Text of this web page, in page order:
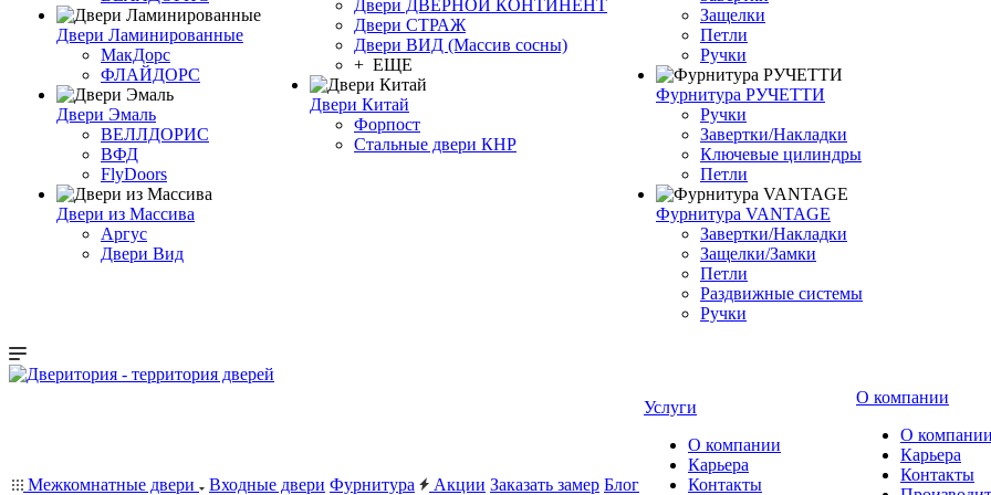
Двери Ламинированные
МакДорс
ФЛАЙДОРС
Двери Эмаль
ВЕЛЛДОРИС
ВФД
FlyDoors
Двери из Массива
Аргус
Двери Вид
Двери ДВЕРНОЙ КОНТИНЕНТ
Двери СТРАЖ
Двери ВИД (Массив сосны)
+ ЕЩЕ
Двери Китай
Форпост
Стальные двери КНР
Защелки
Петли
Ручки
Фурнитура РУЧЕТТИ
Ручки
Завертки/Накладки
Ключевые цилиндры
Петли
Фурнитура VANTAGE
Завертки/Накладки
Защелки/Замки
Петли
Раздвижные системы
Ручки
Межкомнатные двери Входные двери Фурнитура Акции Заказать замер Блог
Услуги
О компании
Карьера
Контакты
О компании
О компании
Карьера
Контакты